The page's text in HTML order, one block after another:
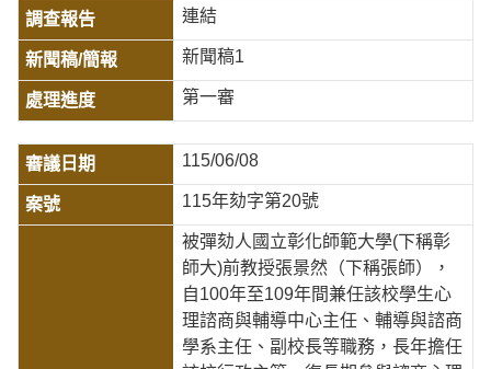
連結
新聞稿1
第一審
115/06/08
115年劾字第20號
被彈劾人國立彰化師範大學(下稱彰
師大)前教授張景然（下稱張師），
自100年至109年間兼任該校學生心
理諮商與輔導中心主任、輔導與諮商
學系主任、副校長等職務，長年擔任